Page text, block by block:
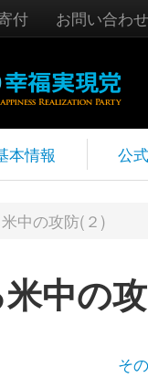
付 お問い合わせ
本情報 公
中の攻防(２)
中の
そ